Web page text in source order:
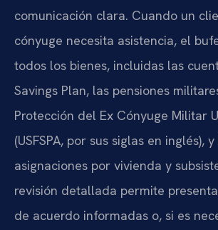
comunicación clara. Cuando un
cónyuge necesita asistencia, el
todos los bienes, incluidas las
Savings Plan, las pensiones
Protección del Ex Cónyuge Militar
(USFSPA, por sus siglas en inglés),
asignaciones por vivienda y
revisión detallada permite
de acuerdo informadas o, si es